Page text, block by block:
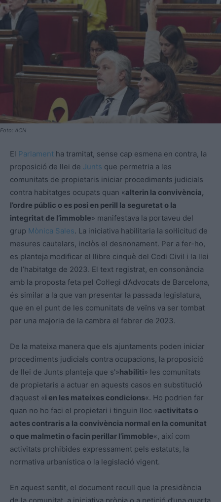
Foto: ACN
El Parlament ha tramitat, sense cap esmena en contra, la
proposició de llei de Junts que permetria a les
comunitats de propietaris iniciar procediments judicials
contra habitatges ocupats quan «alterin la convivència,
l’ordre públic o es posi en perill la seguretat o la
integritat de l’immoble» manifestava la portaveu del
grup Mònica Sales. La iniciativa habilitaria la sol·licitud de
mesures cautelars, inclòs el desnonament. Per a fer-ho,
es planteja modificar el llibre cinquè del Codi Civil i la llei
de l’habitatge de 2023. El text registrat, en consonància
amb la proposta feta pel Col·legi d’Advocats de Barcelona,
és similar a la que van presentar la passada legislatura,
que en el punt de les comunitats de veïns va ser tombat
per una majoria de la cambra el febrer de 2023.
De la mateixa manera que els ajuntaments poden iniciar
procediments judicials contra ocupacions, la proposició
de llei de Junts planteja que s'»habiliti» les comunitats
de propietaris a actuar en aquests casos en substitució
d’aquest «i en les mateixes condicions«. Ho podrien fer
quan no ho faci el propietari i tinguin lloc «activitats o
actes contraris a la convivència normal en la comunitat
o que malmetin o facin perillar l’immoble«, així com
activitats prohibides expressament pels estatuts, la
normativa urbanística o la legislació vigent.
En aquest sentit, el document recull que la presidència